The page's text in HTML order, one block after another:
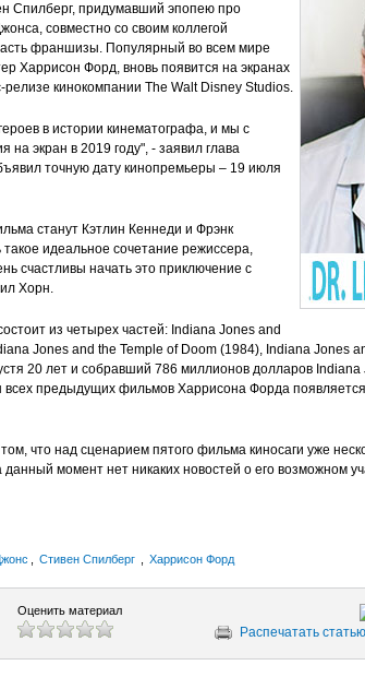
Спилберг, придумавший эпопею про
совместно со своим коллегой
франшизы. Популярный во всем мире
Харрисон Форд, вновь появится на экранах
релизе кинокомпании The Walt Disney Studios.
в истории кинематографа, и мы с
экран в 2019 году", - заявил глава
точную дату кинопремьеры – 19 июля
станут Кэтлин Кеннеди и Фрэнк
идеальное сочетание режиссера,
счастливы начать это приключение с
Хорн.
из четырех частей: Indiana Jones and
Jones and the Temple of Doom (1984), Indiana Jones
20 лет и собравший 786 миллионов долларов
всех предыдущих фильмов Харрисона Форда
что над сценарием пятого фильма киносаги уже
момент нет никаких новостей о его возможном
Стивен Спилберг Харрисон Форд
Оценить материал
Распечатать статью